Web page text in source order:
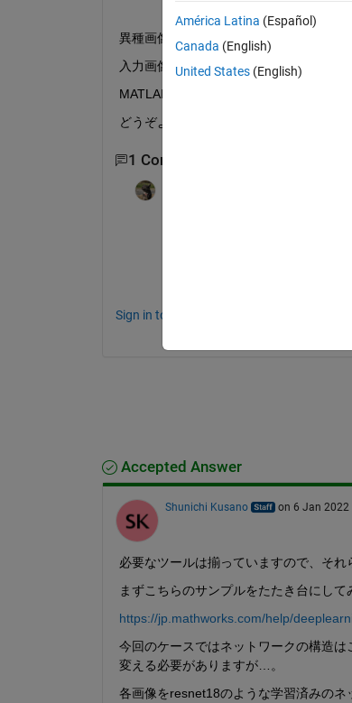
異種画像データを用いた深層学習による
入力画像を1枚ではなく、異なる2枚の
MATLABにはそのようなツールはありま
どうぞよろしくお願いいたします。
1 Comment
https://github.com/
私の更新が滞ってますが、こ
Sign in to comment.
Accepted Answer
Shunichi Kusano on 6 Jan 2022
必要なツールは揃っていますので、それ
まずこちらのサンプルをたたき台にして
https://jp.mathworks.com/help/
今回のケースではネットワークの構造
変える必要がありますが…。
各画像をresnet18のような学習済みの
América Latina (Español)
Canada (English)
United States (English)